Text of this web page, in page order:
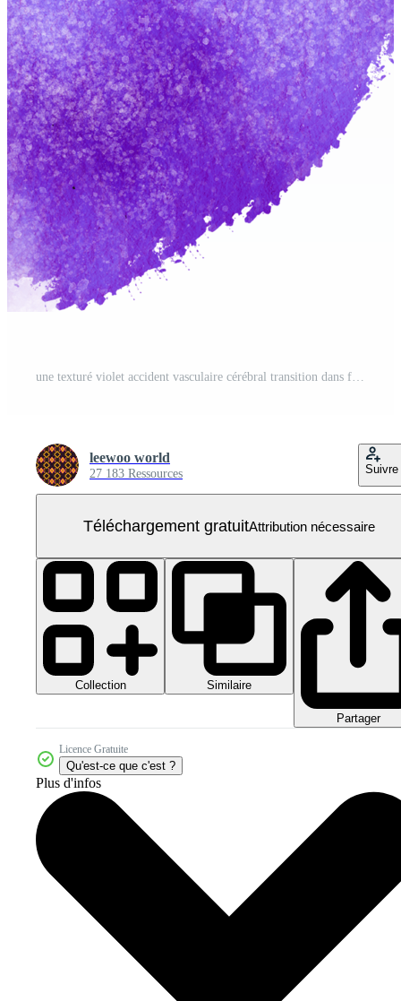
une texturé violet accident vasculaire cérébral transition dans fluide aquarelle dégradés PNG Gratuit
leewoo world
27 183 Ressources Suivre
Téléchargement gratuitAttribution nécessaire
Collection Similaire
Partager
Licence Gratuite
Qu'est-ce que c'est ?
Plus d'infos